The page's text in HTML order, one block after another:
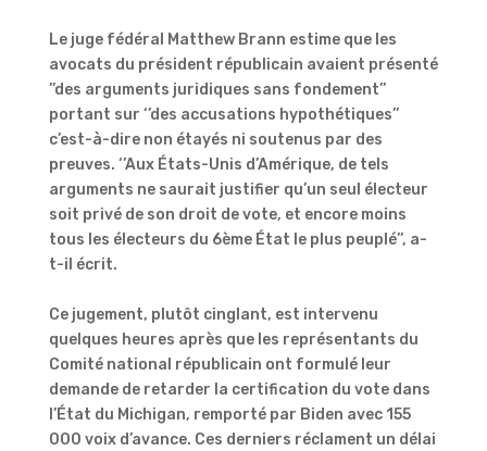
Le juge fédéral Matthew Brann estime que les
avocats du président républicain avaient présenté
’’des arguments juridiques sans fondement’’
portant sur ‘’des accusations hypothétiques’’
c’est-à-dire non étayés ni soutenus par des
preuves. ‘’Aux États-Unis d’Amérique, de tels
arguments ne saurait justifier qu’un seul électeur
soit privé de son droit de vote, et encore moins
tous les électeurs du 6ème État le plus peuplé’’, a-
t-il écrit.
Ce jugement, plutôt cinglant, est intervenu
quelques heures après que les représentants du
Comité national républicain ont formulé leur
demande de retarder la certification du vote dans
l’État du Michigan, remporté par Biden avec 155
000 voix d’avance. Ces derniers réclament un délai